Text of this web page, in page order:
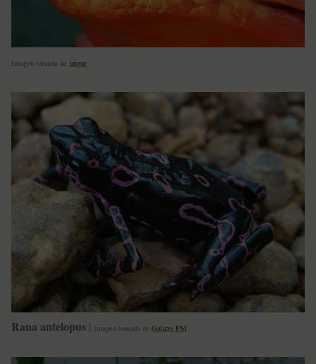
Imagen tomada de imgur
Rana antelopus | Imagen tomada de Galaxy FM